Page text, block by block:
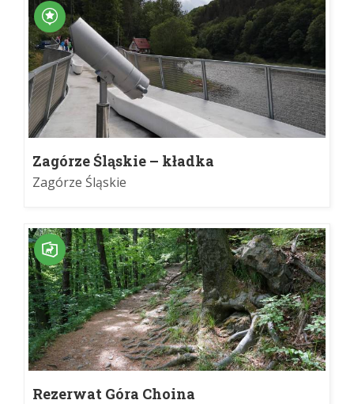
Zagórze Śląskie – kładka
Zagórze Śląskie
Rezerwat Góra Choina